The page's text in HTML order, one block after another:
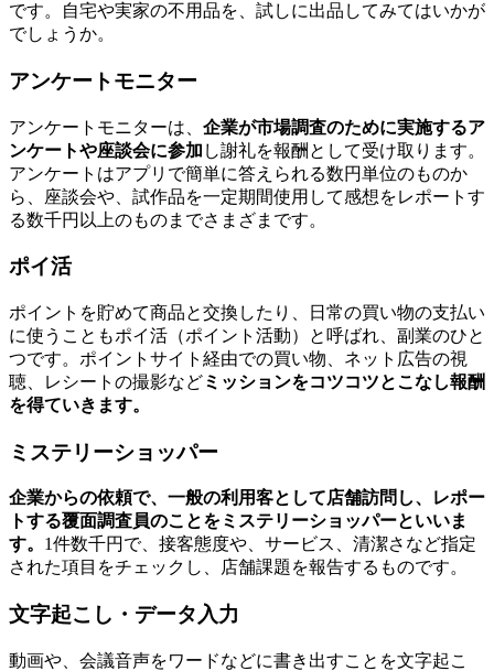
です。自宅や実家の不用品を、試しに出品してみてはいかが
でしょうか。
アンケートモニター
アンケートモニターは、 企業が市場調査のために実施するア
ンケートや座談会に参加 し謝礼を報酬として受け取ります。
アンケートはアプリで簡単に答えられる数円単位のものか
ら、座談会や、試作品を一定期間使用して感想をレポートす
る数千円以上のものまでさまざまです。
ポイ活
ポイントを貯めて商品と交換したり、日常の買い物の支払い
に使うこともポイ活（ポイント活動）と呼ばれ、副業のひと
つです。ポイントサイト経由での買い物、ネット広告の視
聴、レシートの撮影などミッションをコツコツとこなし報酬
を得ていきます。
ミステリーショッパー
企業からの依頼で、一般の利用客として店舗訪問し、レポー
トする覆面調査員のことをミステリーショッパーといいま
す。 1件数千円で、接客態度や、サービス、清潔さなど指定
された項目をチェックし、店舗課題を報告するものです。
文字起こし・データ入力
動画や、会議音声をワードなどに書き出すことを文字起こ